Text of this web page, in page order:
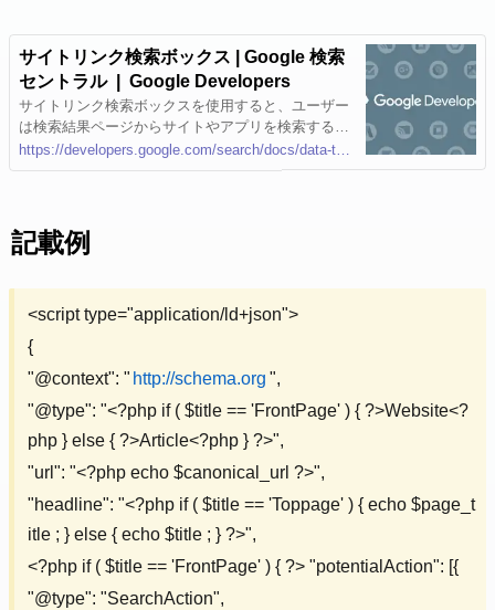
サイトリンク検索ボックス | Google 検索
セントラル | Google Developers
サイトリンク検索ボックスを使用すると、ユーザー
は検索結果ページからサイトやアプリを検索するこ
とができます。ウェブサイトに使用できるサイトリ
ンク検索ボックスのスキーマについて説明します。
https://developers.google.com/search/docs/data-types/sitelinks-searchbox?hl=ja
記載例
<script type="application/ld+json">
{
"@context": " http://schema.org ",
"@type": "<?php if ( $title == 'FrontPage' ) { ?>Website<?
php } else { ?>Article<?php } ?>",
"url": "<?php echo $canonical_url ?>",
"headline": "<?php if ( $title == 'Toppage' ) { echo $page_t
itle ; } else { echo $title ; } ?>",
<?php if ( $title == 'FrontPage' ) { ?> "potentialAction": [{
"@type": "SearchAction",